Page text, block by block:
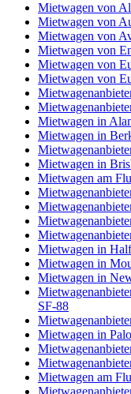
Mietwagen von
Mietwagen von
Mietwagen von
Mietwagen von
Mietwagen von
Mietwagen von
Mietwagen in
Mietwagen in
Mietwagen in
Mietwagen am
Mietwagen in
Mietwagen in
Mietwagen in
SF-88
Mietwagen in
Mietwagen am